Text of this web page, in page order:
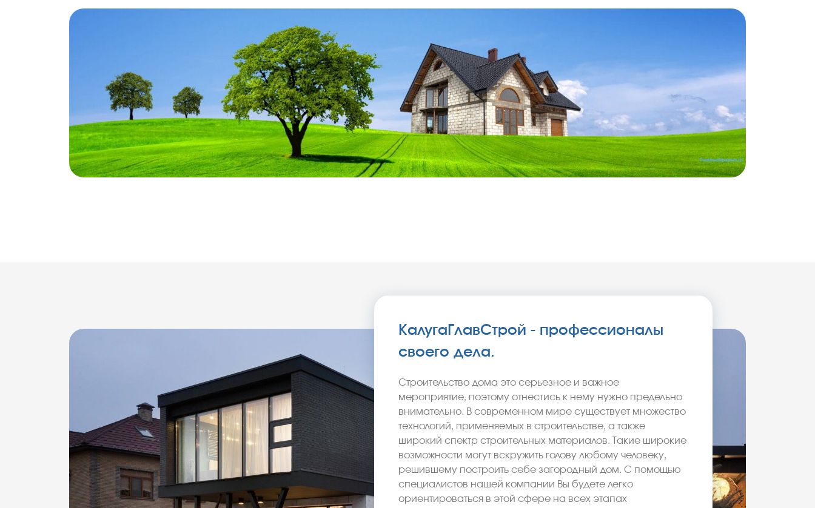
КалугаГлавСтрой - профессионалы
своего дела.
Строительство дома это серьезное и важное
мероприятие, поэтому отнестись к нему нужно предельно
внимательно. В современном мире существует множество
технологий, применяемых в строительстве, а также
широкий спектр строительных материалов. Такие широкие
возможности могут вскружить голову любому человеку,
решившему построить себе загородный дом. С помощью
специалистов нашей компании Вы будете легко
ориентироваться в этой сфере на всех этапах